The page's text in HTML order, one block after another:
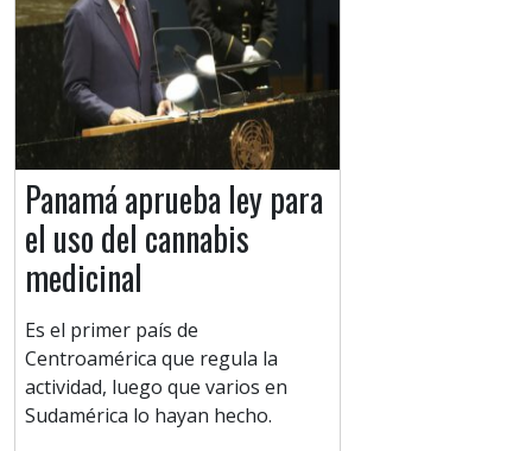
Panamá aprueba ley para
el uso del cannabis
medicinal
Es el primer país de
Centroamérica que regula la
actividad, luego que varios en
Sudamérica lo hayan hecho.